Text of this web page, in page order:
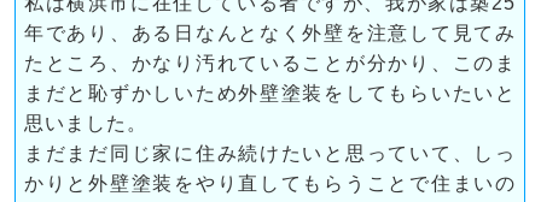
年であり、ある日なんとなく外壁を注意して見てみ
たところ、かなり汚れていることが分かり、このま
まだと恥ずかしいため外壁塗装をしてもらいたいと
思いました。
まだまだ同じ家に住み続けたいと思っていて、しっ
かりと外壁塗装をやり直してもらうことで住まいの